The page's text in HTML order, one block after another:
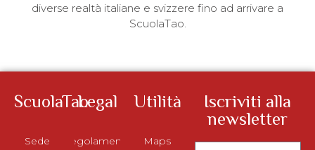
diverse realtà italiane e svizzere fino ad arrivare a
ScuolaTao.
ScuolaTao
Sede
Legal
Regolamento
Utilità
Maps
Iscriviti alla
newsletter